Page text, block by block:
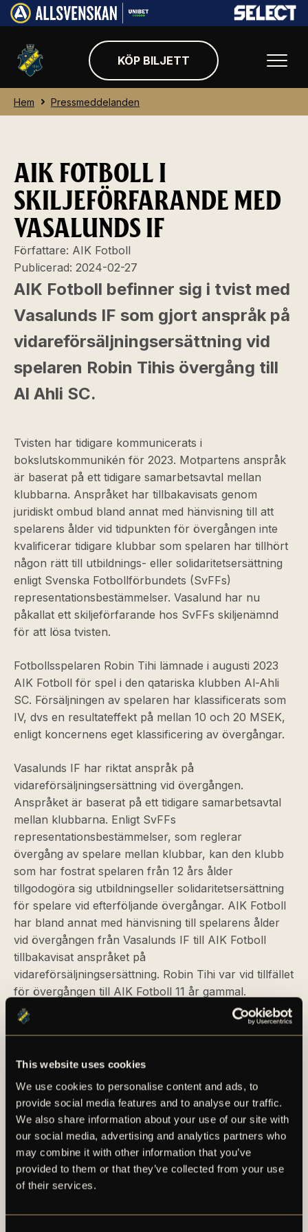
This website uses cookies
We use cookies to personalise content and ads, to
provide social media features and to analyse our traffic.
We also share information about your use of our site with
our social media, advertising and analytics partners who
may combine it with other information that you’ve
provided to them or that they’ve collected from your use
of their services.
KÖP BILJETT
Hem Pressmeddelanden
AIK FOTBOLL I
SKILJEFÖRFARANDE MED
VASALUNDS IF
Författare: AIK Fotboll
Publicerad: 2024-02-27
AIK Fotboll befinner sig i tvist med
Vasalunds IF som gjort anspråk på
vidareförsäljningsersättning vid
spelaren Robin Tihis övergång till
Al Ahli SC.
Tvisten har tidigare kommunicerats i
bokslutskommunikén för 2023. Motpartens anspråk
är baserat på ett tidigare samarbetsavtal mellan
klubbarna. Anspråket har tillbakavisats genom
juridiskt ombud bland annat med hänvisning till att
spelarens ålder vid tidpunkten för övergången inte
kvalificerar tidigare klubbar som spelaren har tillhört
någon rätt till utbildnings- eller solidaritetsersättning
enligt Svenska Fotbollförbundets (SvFFs)
representationsbestämmelser. Vasalund har nu
påkallat ett skiljeförfarande hos SvFFs skiljenämnd
för att lösa tvisten.
Fotbollsspelaren Robin Tihi lämnade i augusti 2023
AIK Fotboll för spel i den qatariska klubben Al-Ahli
SC. Försäljningen av spelaren har klassificerats som
IV, dvs en resultateffekt på mellan 10 och 20 MSEK,
enligt koncernens eget klassificering av övergångar.
Vasalunds IF har riktat anspråk på
vidareförsäljningsersättning vid övergången.
Anspråket är baserat på ett tidigare samarbetsavtal
mellan klubbarna. Enligt SvFFs
representationsbestämmelser, som reglerar
övergång av spelare mellan klubbar, kan den klubb
som har fostrat spelaren från 12 års ålder
tillgodogöra sig utbildningseller solidaritetsersättning
för spelare vid efterföljande övergångar. AIK Fotboll
har bland annat med hänvisning till spelarens ålder
vid övergången från Vasalunds IF till AIK Fotboll
tillbakavisat anspråket på
vidareförsäljningsersättning. Robin Tihi var vid tillfället
för övergången till AIK Fotboll 11 år gammal.
– Vi har fått information om att Vasalunds IF har
men inte mer än så. Vi kommer nu sätta oss med vårt
utfall enligt Vasalunds IF:s favör vid ett eventuellt
skiljenämndsförfarande kommer påverka svensk
fotbolls principer för övergångar av minderåriga
spelare markant, säger AIK Fotbolls VD och
klubbdirektör Fredrik Söderberg.
resultateffekten av försäljningen når klass III, dvs